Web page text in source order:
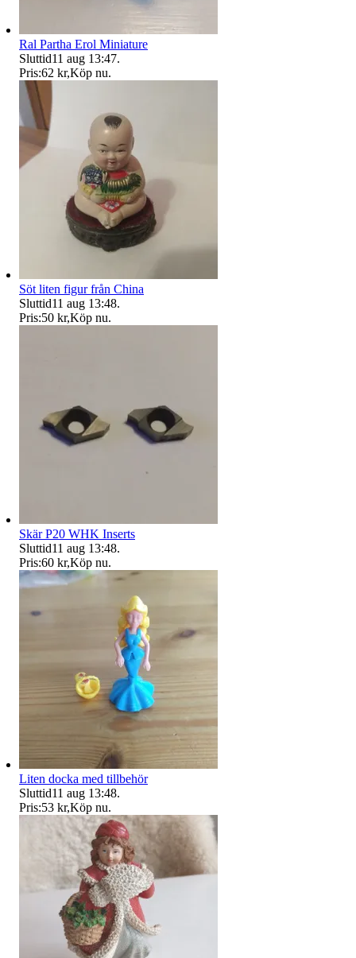
Ral Partha Erol Miniature
Sluttid11 aug 13:47.
Pris:62 kr,Köp nu.
Söt liten figur från China
Sluttid11 aug 13:48.
Pris:50 kr,Köp nu.
Skär P20 WHK Inserts
Sluttid11 aug 13:48.
Pris:60 kr,Köp nu.
Liten docka med tillbehör
Sluttid11 aug 13:48.
Pris:53 kr,Köp nu.